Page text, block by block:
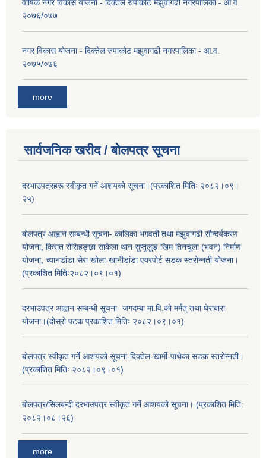
वार्षिक नगर विकास योजना - दिक्तेल रुपाकोट मझुवागढी नगरपालिका - आ.व.
२०७६/०७७
नगर विकास योजना - दिक्तेल रुपाकोट मझुवागढी नगरपालिका - आ.व.
२०७५/०७६
more
सार्वजनिक खरीद / बोलपत्र सूचना
दरभाउपत्रहरू स्वीकृत गर्ने आशयको सूचना।(प्रकाशित मितिः २०८२।०९।
२५)
बोलपत्र आह्वान सम्बन्धी सूचना- कालिका भगवती तथा मझुवागढी सौन्दर्यकरण
योजना, किरात रोसिहङ्छा साकेला थान सुप्तुलुङ खिम तिनचुला (भवन) निर्माण
योजना, च्यानडांडा-सेरा खोला-खानीडांडा एयरपोर्ट सडक स्तरोन्नती योजना।
(प्रकाशित मितिः२०८२।०९।०१)
दरभाउपत्र आह्वान सम्बन्धी सूचना- जगदम्बा मा.वि.को मर्मत् तथा घेराबारा
योजना।(दोस्रो पटक प्रकाशित मितिः २०८२।०९।०१)
बोलपत्र स्वीकृत गर्ने आशयको सूचना-दिक्तेल-खार्मी-पाथेका सडक स्तरोन्नती।
(प्रकाशित मितिः २०८२।०९।०१)
बोलपत्र/सिलबन्दी दरभाउपत्र स्वीकृत गर्ने आशयको सूचना। (प्रकाशित मिति:
२०८२।०८।२६)
more